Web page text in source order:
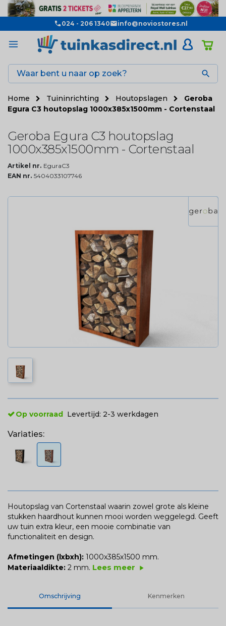
024 - 206 1340 info@noviostores.nl

Home Tuininrichting Houtopslagen
Geroba
Egura C3 houtopslag 1000x385x1500mm - Cortenstaal
Geroba Egura C3 houtopslag
1000x385x1500mm - Cortenstaal
Artikel nr. EguraC3
EAN nr. 5404033107746
Op voorraad Levertijd: 2-3 werkdagen
Variaties:
Houtopslag van Cortenstaal waarin zowel grote als kleine
stukken haardhout kunnen mooi worden weggelegd. Geeft
uw tuin extra kleur, een mooie combinatie van
functionaliteit en design.
Afmetingen (lxbxh): 1000x385x1500 mm.
Materiaaldikte: 2 mm. Lees meer play_arrow
Omschrijving Kenmerken